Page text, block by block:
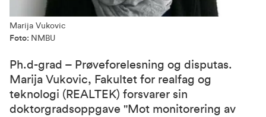
Marija Vukovic
Foto: NMBU
Ph.d-grad – Prøveforelesning og disputas.
Marija Vukovic, Fakultet for realfag og
teknologi (REALTEK) forsvarer sin
doktorgradsoppgave "Mot monitorering av